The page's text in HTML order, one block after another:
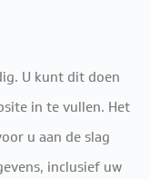
U kunt dit doen
in te vullen. Het
u aan de slag
inclusief uw